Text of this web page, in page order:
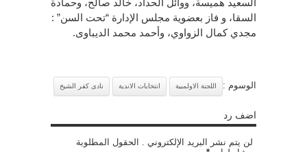
السعيد هميسة، ووائل الحداد، خالد صالح، وحمادة
السقا، و فاز بعضوية مجلس الإدارة “تحت السن” :
مجدي كمال الزواوي، وأحمد محمد الديباوى.
الوسوم : اللجنة الاولمبية انتخابات الاندية نادى كفر الشيخ
اضف رد
لن يتم نشر البريد الإلكتروني . الحقول المطلوبة